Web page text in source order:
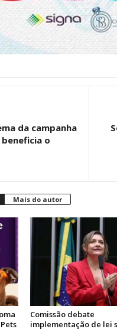
da campanha
beneficia o
Mais do autor
Comissão debate
implementação de lei